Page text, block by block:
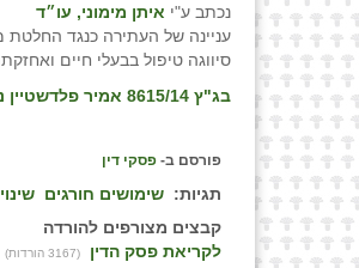
נכתב ע"י איתן מימוני, עו״ד
עניינה של העתירה כנגד החלטת
סיווגה טיפול בבעלי חיים
בג"ץ 8615/14 אמיר פלדשטיין נ' מועצת מקרקעי ישראל, פס״ד מיום 05/01/17
פורסם ב- פסקי דין
תגיות: שימושים חורגים
קבצים מצורפים להורדה
לקריאת פסק הדין
(3167 הורדות)